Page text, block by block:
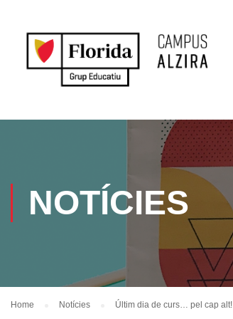
NOTÍCIES
Home Notícies Últim dia de curs… pel cap alt!